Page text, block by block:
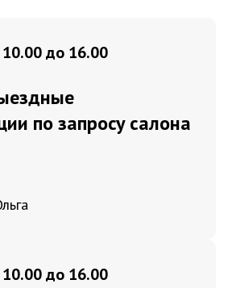
10.00 до 16.00
по запросу салона
10.00 до 16.00